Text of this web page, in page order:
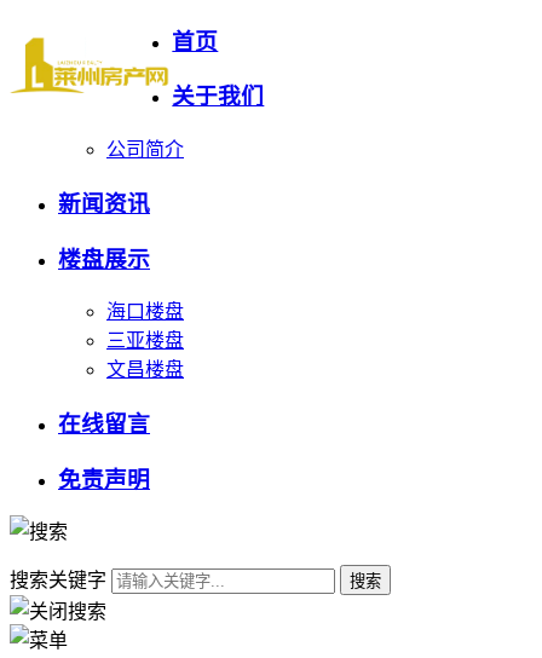
首页
关于我们
公司简介
新闻资讯
楼盘展示
海口楼盘
三亚楼盘
文昌楼盘
在线留言
免责声明
搜索关键字